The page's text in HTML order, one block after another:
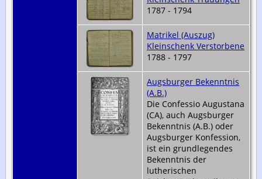
1787 - 1794
Matrikel (Auszug)
Kleinschenk Verstorbene
1788 - 1797
Augsburger Bekenntnis
(A.B.)
Die Confessio Augustana
(CA), auch Augsburger
Bekenntnis (A.B.) oder
Augsburger Konfession,
ist ein grundlegendes
Bekenntnis der
lutherischen